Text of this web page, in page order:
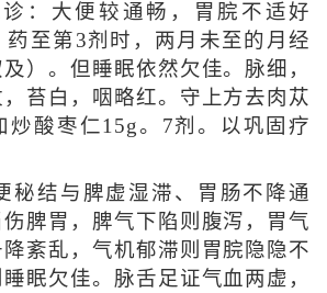
：大便较通畅，胃脘不适好
药至第3剂时，两月未至的月经
）。但睡眠依然欠佳。脉细，
苔白，咽略红。守上方去肉苁
炒酸枣仁15g。7剂。以巩固疗
秘结与脾虚湿滞、胃肠不降通
脾胃，脾气下陷则腹泻，胃气
紊乱，气机郁滞则胃脘隐隐不
眠欠佳。脉舌足证气血两虚，